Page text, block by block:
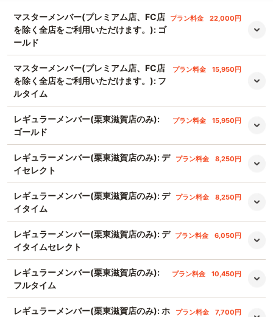
マスターメンバー(プレミアム店、FC店
を除く全店をご利用いただけます。): ゴ
ールド
プラン料金 22,000円
マスターメンバー(プレミアム店、FC店
を除く全店をご利用いただけます。): フ
ルタイム
プラン料金 15,950円
レギュラーメンバー(栗東滋賀店のみ):
ゴールド
プラン料金 15,950円
レギュラーメンバー(栗東滋賀店のみ): デ
イセレクト
プラン料金 8,250円
レギュラーメンバー(栗東滋賀店のみ): デ
イタイム
プラン料金 8,250円
レギュラーメンバー(栗東滋賀店のみ): デ
イタイムセレクト
プラン料金 6,050円
レギュラーメンバー(栗東滋賀店のみ):
フルタイム
プラン料金 10,450円
レギュラーメンバー(栗東滋賀店のみ): ホ
プラン料金 7,700円